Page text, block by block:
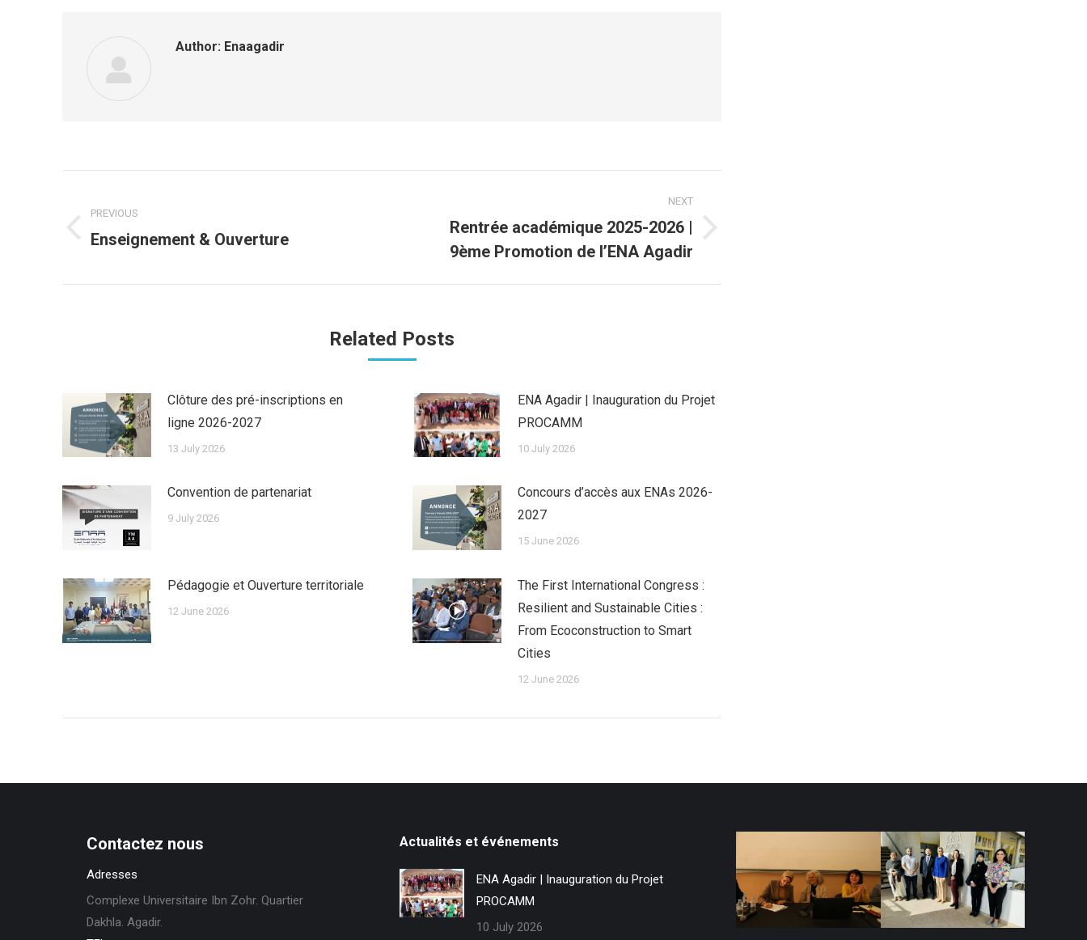
Author: Enaagadir
navigation
PREVIOUS
Previous
Enseignement & Ouverture
NEXT
Rentrée académique 2025-2026 |
9ème Promotion de l’ENA Agadir
Related Posts
Clôture des pré-inscriptions en
ligne 2026-2027
13 July 2026
ENA Agadir | Inauguration du Projet
PROCAMM
10 July 2026
Convention de partenariat
9 July 2026
Concours d’accès aux ENAs 2026-
2027
15 June 2026
Pédagogie et Ouverture territoriale
12 June 2026
The First International Congress :
Resilient and Sustainable Cities :
From Ecoconstruction to Smart
Cities
12 June 2026
Contactez nous
Adresses
Complexe Universitaire Ibn Zohr. Quartier
Dakhla. Agadir.
Actualités et événements
ENA Agadir | Inauguration du Projet
PROCAMM
10 July 2026